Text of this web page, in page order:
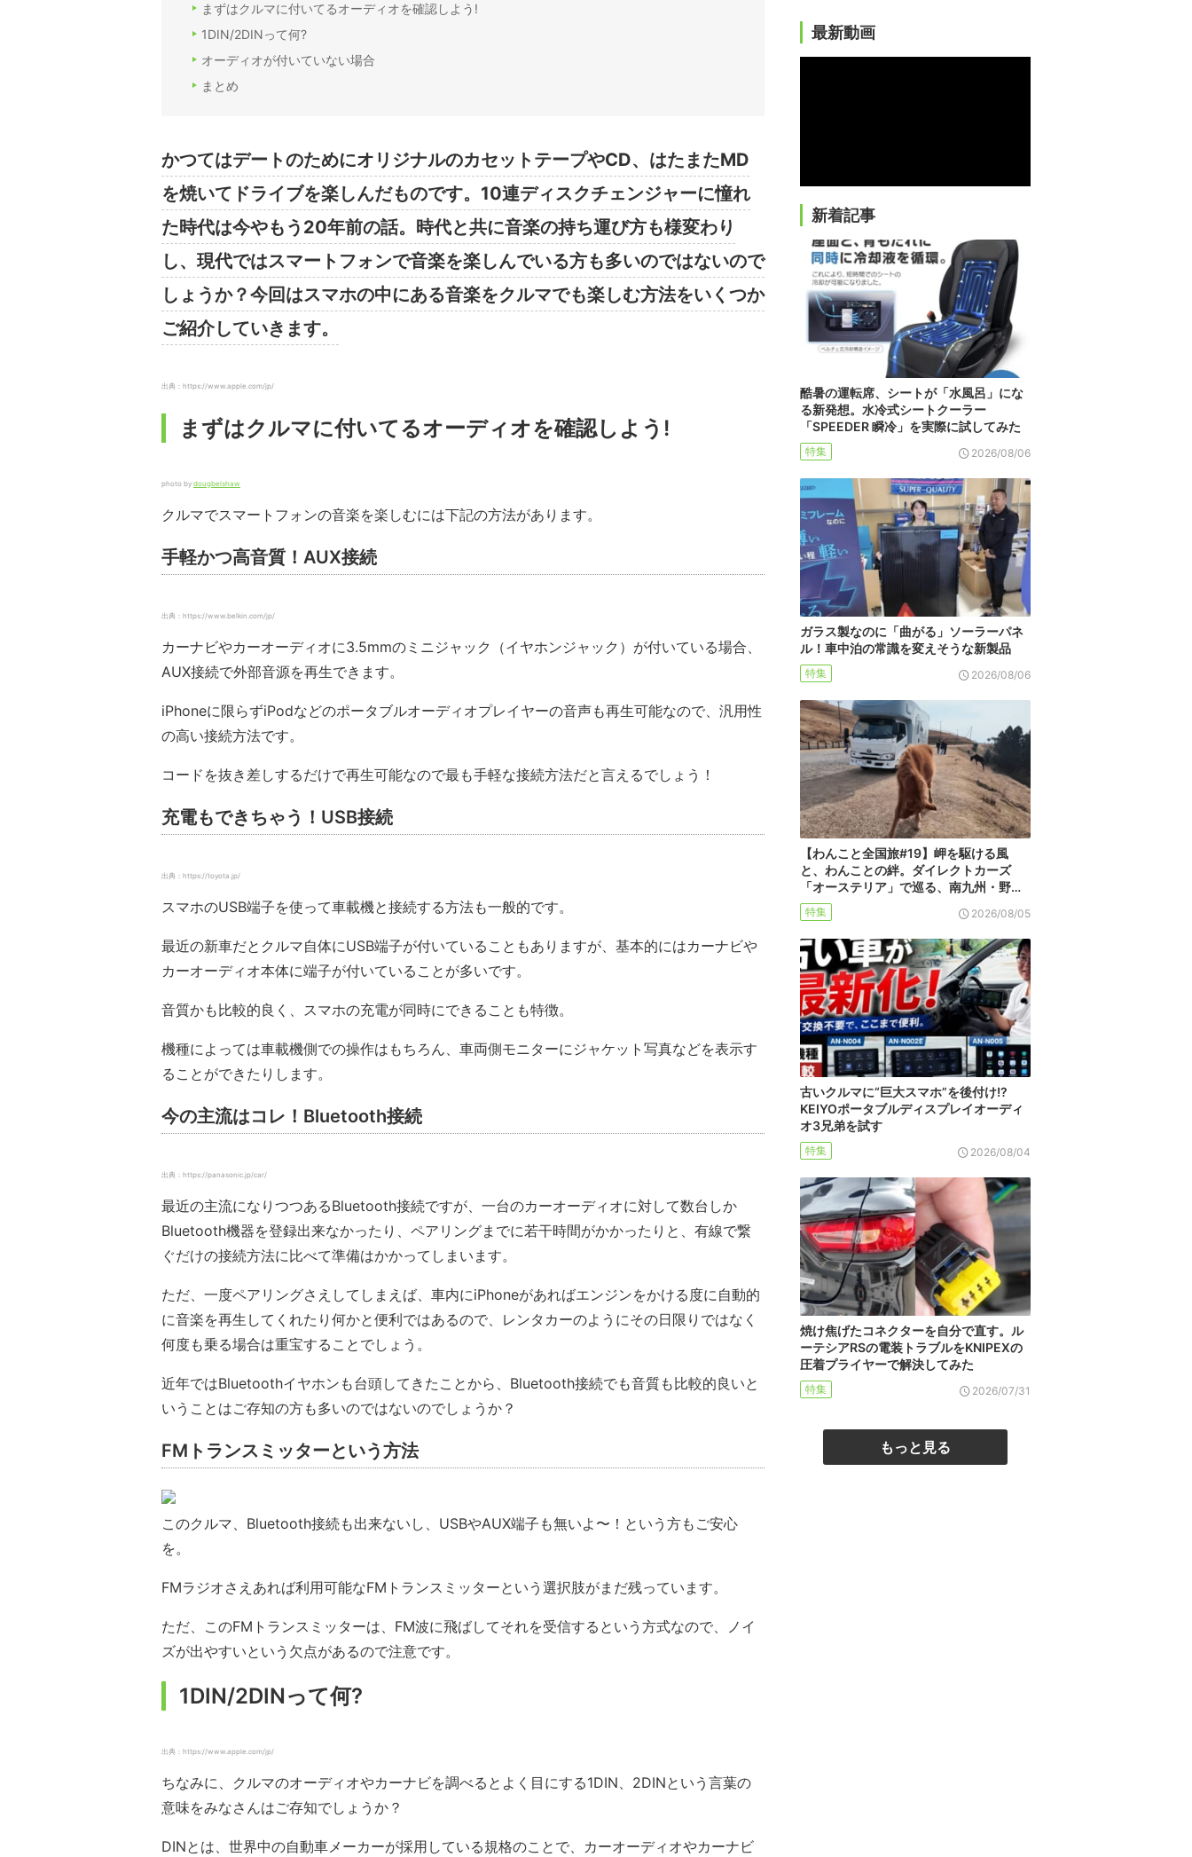
まずはクルマに付いてるオーディオを確認しよう!
1DIN/2DINって何?
オーディオが付いていない場合
まとめ
かつてはデートのためにオリジナルのカセットテープやCD、はたまたMD
を焼いてドライブを楽しんだものです。10連ディスクチェンジャーに憧れ
た時代は今やもう20年前の話。時代と共に音楽の持ち運び方も様変わり
し、現代ではスマートフォンで音楽を楽しんでいる方も多いのではないので
しょうか？今回はスマホの中にある音楽をクルマでも楽しむ方法をいくつか
ご紹介していきます。
出典：https://www.apple.com/jp/
まずはクルマに付いてるオーディオを確認しよう!
photo by dougbelshaw
クルマでスマートフォンの音楽を楽しむには下記の方法があります。
手軽かつ高音質！AUX接続
出典：https://www.belkin.com/jp/
カーナビやカーオーディオに3.5mmのミニジャック（イヤホンジャック）が付いている場合、
AUX接続で外部音源を再生できます。
iPhoneに限らずiPodなどのポータブルオーディオプレイヤーの音声も再生可能なので、汎用性
の高い接続方法です。
コードを抜き差しするだけで再生可能なので最も手軽な接続方法だと言えるでしょう！
充電もできちゃう！USB接続
出典：https://toyota.jp/
スマホのUSB端子を使って車載機と接続する方法も一般的です。
最近の新車だとクルマ自体にUSB端子が付いていることもありますが、基本的にはカーナビや
カーオーディオ本体に端子が付いていることが多いです。
音質かも比較的良く、スマホの充電が同時にできることも特徴。
機種によっては車載機側での操作はもちろん、車両側モニターにジャケット写真などを表示す
ることができたりします。
今の主流はコレ！Bluetooth接続
出典：https://panasonic.jp/car/
最近の主流になりつつあるBluetooth接続ですが、一台のカーオーディオに対して数台しか
Bluetooth機器を登録出来なかったり、ペアリングまでに若干時間がかかったりと、有線で繋
ぐだけの接続方法に比べて準備はかかってしまいます。
ただ、一度ペアリングさえしてしまえば、車内にiPhoneがあればエンジンをかける度に自動的
に音楽を再生してくれたり何かと便利ではあるので、レンタカーのようにその日限りではなく
何度も乗る場合は重宝することでしょう。
近年ではBluetoothイヤホンも台頭してきたことから、Bluetooth接続でも音質も比較的良いと
いうことはご存知の方も多いのではないのでしょうか？
FMトランスミッターという方法
このクルマ、Bluetooth接続も出来ないし、USBやAUX端子も無いよ〜！という方もご安心
を。
FMラジオさえあれば利用可能なFMトランスミッターという選択肢がまだ残っています。
ただ、このFMトランスミッターは、FM波に飛ばしてそれを受信するという方式なので、ノイ
ズが出やすいという欠点があるので注意です。
1DIN/2DINって何?
出典：https://www.apple.com/jp/
ちなみに、クルマのオーディオやカーナビを調べるとよく目にする1DIN、2DINという言葉の
意味をみなさんはご存知でしょうか？
DINとは、世界中の自動車メーカーが採用している規格のことで、カーオーディオやカーナビ
最新動画
新着記事
酷暑の運転席、シートが「水風呂」にな
る新発想。水冷式シートクーラー
「SPEEDER 瞬冷」を実際に試してみた
特集 2026/08/06
ガラス製なのに「曲がる」ソーラーパネ
ル！車中泊の常識を変えそうな新製品
特集 2026/08/06
【わんこと全国旅#19】岬を駆ける風
と、わんことの絆。ダイレクトカーズ
「オーステリア」で巡る、南九州・野…
特集 2026/08/05
古いクルマに“巨大スマホ”を後付け!?
KEIYOポータブルディスプレイオーディ
オ3兄弟を試す
特集 2026/08/04
焼け焦げたコネクターを自分で直す。ル
ーテシアRSの電装トラブルをKNIPEXの
圧着プライヤーで解決してみた
特集 2026/07/31
もっと見る